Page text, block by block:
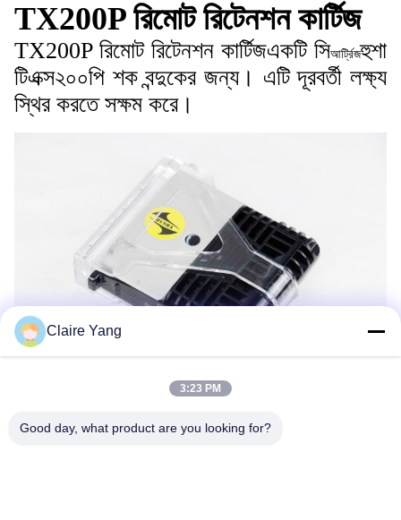
TX200P রিমোট রিটেনশন কার্টিজ
TX200P রিমোট রিটেনশন কার্টিজএকটি সিআর্ট্রিজহুশা
টিএক্স২০০পি শক বন্দুকের জন্য। এটি দূরবর্তী লক্ষ্য
স্থির করতে সক্ষম করে।
Claire Yang
3:23 PM
Good day, what product are you looking for?